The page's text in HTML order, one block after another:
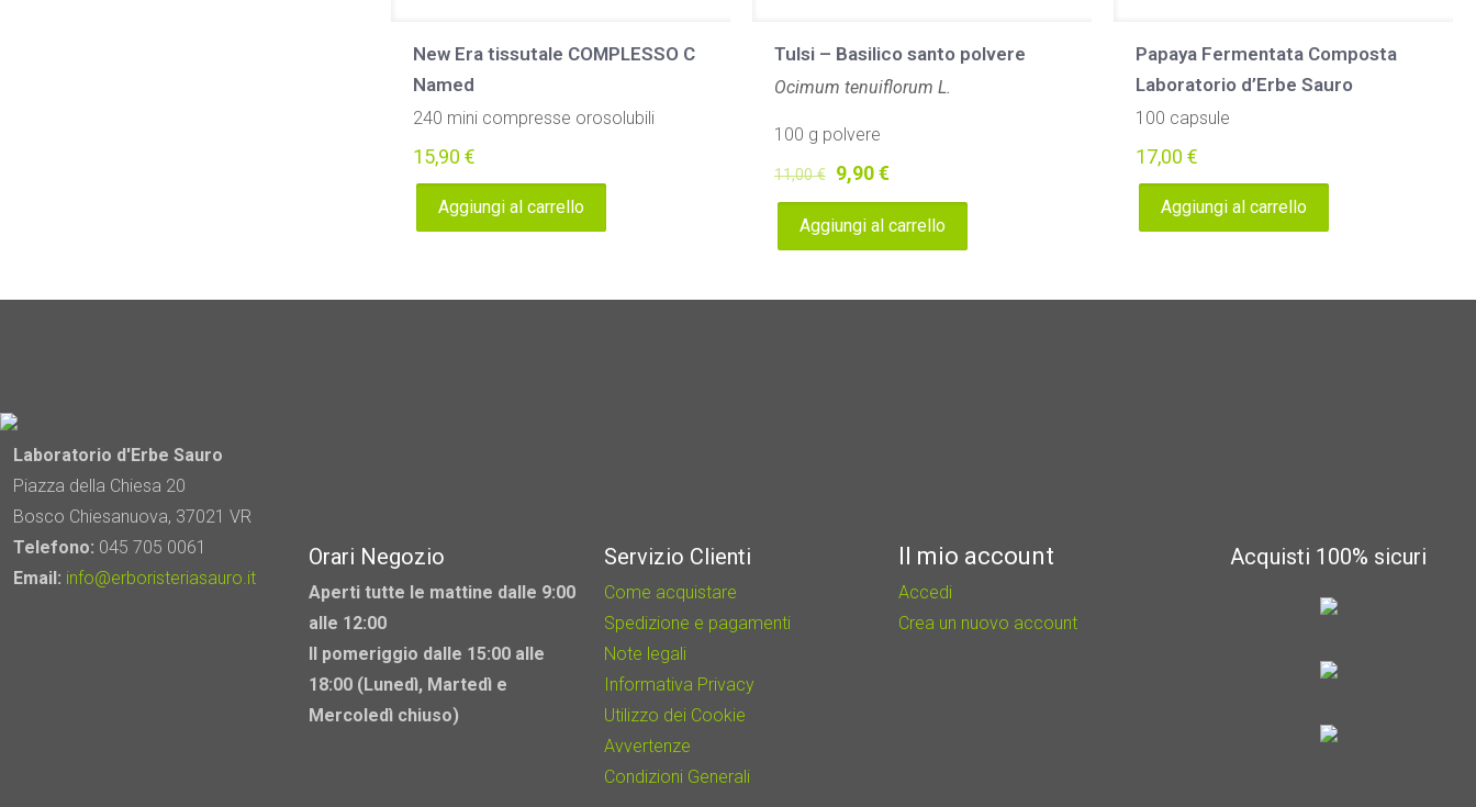
New Era tissutale COMPLESSO C
Named
240 mini compresse orosolubili
15,90 €
Aggiungi al carrello
Tulsi – Basilico santo polvere
Ocimum tenuiflorum L.
100 g polvere
11,00€ Il
prezzo
originale
11,00 €.
9,90€Il
prezzo
attuale
9,90 €.
Aggiungi al carrello
Papaya Fermentata Composta
Laboratorio d’Erbe Sauro
100 capsule
17,00 €
Aggiungi al carrello
Laboratorio d'Erbe Sauro
Piazza della Chiesa 20
Bosco Chiesanuova, 37021 VR
Telefono: 045 705 0061
Email: info@erboristeriasauro.it
Orari Negozio
Aperti tutte le mattine dalle 9:00
alle 12:00
Il pomeriggio dalle 15:00 alle
18:00 (Lunedì, Martedì e
Mercoledì chiuso)
Servizio Clienti
Come acquistare
Spedizione e pagamenti
Note legali
Informativa Privacy
Utilizzo dei Cookie
Avvertenze
Condizioni Generali
Il mio account
Accedi
Crea un nuovo account
Acquisti 100% sicuri